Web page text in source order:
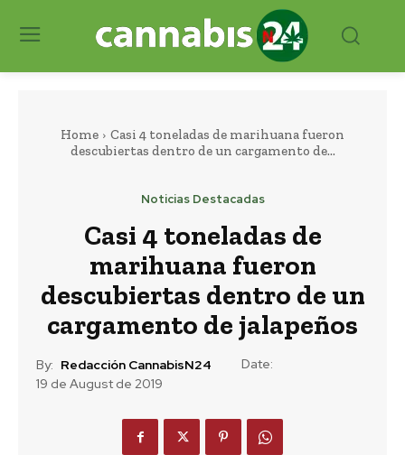
Home
Casi 4 toneladas de marihuana fueron
descubiertas dentro de un cargamento de...
Noticias Destacadas
Casi 4 toneladas de
marihuana fueron
descubiertas dentro de un
cargamento de jalapeños
By: Redacción CannabisN24
Date:
19 de August de 2019